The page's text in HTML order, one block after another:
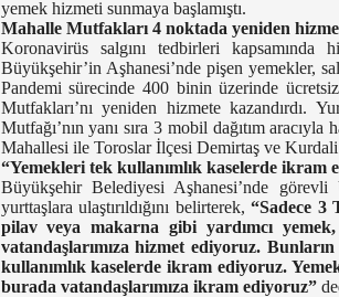
yemek hizmeti sunmaya başlamıştı.
Mahalle Mutfakları 4 noktada yeniden
Koronavirüs salgını tedbirleri
Büyükşehir’in Aşhanesi’nde pişen yemekler,
Pandemi sürecinde 400 binin üzerinde
Mutfakları’nı yeniden hizmete kazandırdı.
Mutfağı’nın yanı sıra 3 mobil dağıtım
Mahallesi ile Toroslar İlçesi Demirtaş ve
“Yemekleri tek kullanımlık kaselerde ikram
Büyükşehir Belediyesi Aşhanesi’nde
yurttaşlara ulaştırıldığını belirterek, “Sadece 3
pilav veya makarna gibi yardımcı
vatandaşlarımıza hizmet ediyoruz.
kullanımlık kaselerde ikram ediyoruz.
burada vatandaşlarımıza ikram ediyoruz”